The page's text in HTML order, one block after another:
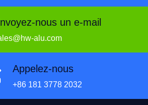
nous un e-mail
alu.com
Appelez-nous
+86 181 3778 2032